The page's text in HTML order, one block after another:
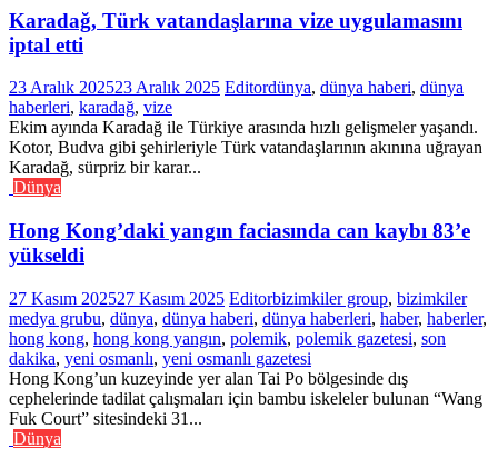
Karadağ, Türk vatandaşlarına vize uygulamasını
iptal etti
23 Aralık 202523 Aralık 2025 Editordünya, dünya haberi, dünya
haberleri, karadağ, vize
Ekim ayında Karadağ ile Türkiye arasında hızlı gelişmeler yaşandı.
Kotor, Budva gibi şehirleriyle Türk vatandaşlarının akınına uğrayan
Karadağ, sürpriz bir karar...
Dünya
Hong Kong’daki yangın faciasında can kaybı 83’e
yükseldi
27 Kasım 202527 Kasım 2025 Editorbizimkiler group, bizimkiler
medya grubu, dünya, dünya haberi, dünya haberleri, haber, haberler,
hong kong, hong kong yangın, polemik, polemik gazetesi, son
dakika, yeni osmanlı, yeni osmanlı gazetesi
Hong Kong’un kuzeyinde yer alan Tai Po bölgesinde dış
cephelerinde tadilat çalışmaları için bambu iskeleler bulunan “Wang
Fuk Court” sitesindeki 31...
Dünya